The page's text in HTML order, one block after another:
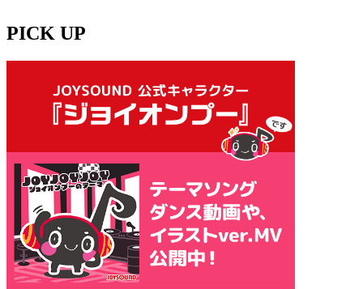
PICK UP